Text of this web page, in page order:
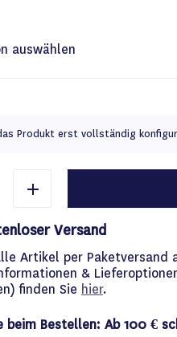
auswählen
Produkt erst vollständig
Versand
Artikel per Paketversand
&
finden Sie hier.
beim Bestellen: Ab 100 €